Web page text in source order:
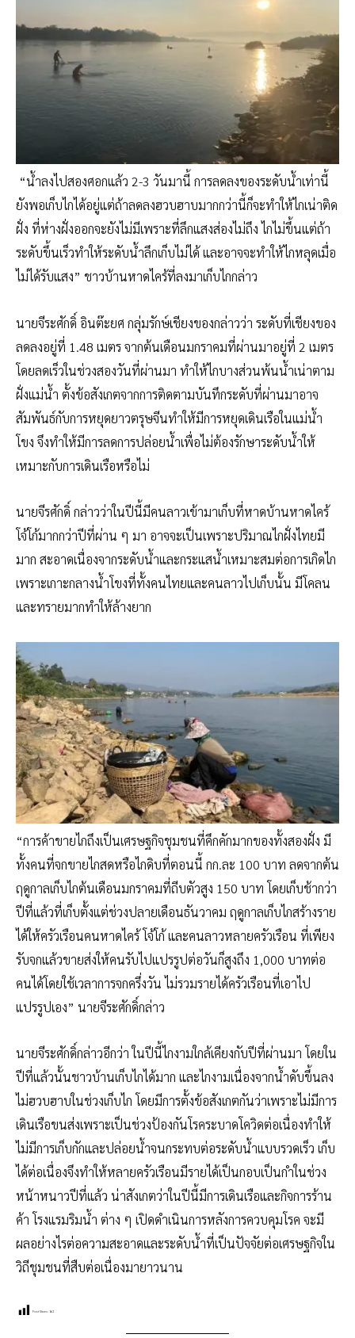
“น้ำลงไปสองศอกแล้ว 2-3 วันมานี้ การลดลงของระดับน้ำเท่านี้
ยังพอเก็บไกได้อยู่แต่ถ้าลดลงฮวบฮาบมากกว่านี้ก็จะทำให้ไกเน่าติด
ฝั่ง ที่ห่างฝั่งออกจะยังไม่มีเพราะที่ลึกแสงส่องไม่ถึง ไกไม่ขึ้นแต่ถ้า
ระดับขึ้นเร็วทำให้ระดับน้ำลึกเก็บไม่ได้ และอาจจะทำให้ไกหลุดเมื่อ
ไม่ได้รับแสง” ชาวบ้านหาดไคร้ที่ลงมาเก็บไกกล่าว
นายจีระศักดิ์ อินต๊ะยศ กลุ่มรักษ์เชียงของกล่าวว่า ระดับที่เชียงของ
ลดลงอยู่ที่ 1.48 เมตร จากต้นเดือนมกราคมที่ผ่านมาอยู่ที่ 2 เมตร
โดยลดเร็วในช่วงสองวันที่ผ่านมา ทำให้ไกบางส่วนพ้นน้ำเน่าตาม
ฝั่งแม่น้ำ ตั้งข้อสังเกตจากการติดตามบันทึกระดับที่ผ่านมาอาจ
สัมพันธ์กับการหยุดยาวตรุษจีนทำให้มีการหยุดเดินเรือในแม่น้ำ
โขง จึงทำให้มีการลดการปล่อยน้ำเพื่อไม่ต้องรักษาระดับน้ำให้
เหมาะกับการเดินเรือหรือไม่
นายจีรศักดิ์ กล่าวว่าในปีนี้มีคนลาวเข้ามาเก็บที่หาดบ้านหาดไคร้
โจ้โก้มากกว่าปีที่ผ่าน ๆ มา อาจจะเป็นเพราะปริมาณไกฝั่งไทยมี
มาก สะอาดเนื่องจากระดับน้ำและกระแสน้ำเหมาะสมต่อการเกิดไก
เพราะเกาะกลางน้ำโขงที่ทั้งคนไทยและคนลาวไปเก็บนั้น มีโคลน
และทรายมากทำให้ล้างยาก
“การค้าขายไกถึงเป็นเศรษฐกิจชุมชนที่คึกคักมากของทั้งสองฝั่ง มี
ทั้งคนที่จกขายไกสดหรือไกดิบที่ตอนนี้ กก.ละ 100 บาท ลดจากต้น
ฤดูกาลเก็บไกต้นเดือนมกราคมที่ถีบตัวสูง 150 บาท โดยเก็บช้ากว่า
ปีที่แล้วที่เก็บตั้งแต่ช่วงปลายเดือนธันวาคม ฤดูกาลเก็บไกสร้างราย
ได้ให้ครัวเรือนคนหาดไคร้ โจ้โก้ และคนลาวหลายครัวเรือน ที่เพียง
รับจกแล้วขายส่งให้คนรับไปแปรรูปต่อวันก็สูงถึง 1,000 บาทต่อ
คนได้โดยใช้เวลาการจกครึ่งวัน ไม่รวมรายได้ครัวเรือนที่เอาไป
แปรรูปเอง” นายจีระศักดิ์กล่าว
นายจีระศักดิ์กล่าวอีกว่า ในปีนี้ไกงามใกล้เคียงกับปีที่ผ่านมา โดยใน
ปีที่แล้วนั้นชาวบ้านเก็บไกได้มาก และไกงามเนื่องจากน้ำดับขึ้นลง
ไม่ฮวบฮาบในช่วงเก็บไก โดยมีการตั้งข้อสังเกตกันว่าเพราะไม่มีการ
เดินเรือขนส่งเพราะเป็นช่วงป้องกันโรคระบาดโควิดต่อเนื่องทำให้
ไม่มีการเก็บกักและปล่อยน้ำจนกระทบต่อระดับน้ำแบบรวดเร็ว เก็บ
ได้ต่อเนื่องจึงทำให้หลายครัวเรือนมีรายได้เป็นกอบเป็นกำในช่วง
หน้าหนาวปีที่แล้ว น่าสังเกตว่าในปีนี้มีการเดินเรือและกิจการร้าน
ค้า โรงแรมริมน้ำ ต่าง ๆ เปิดดำเนินการหลังการควบคุมโรค จะมี
ผลอย่างไรต่อความสะอาดและระดับน้ำที่เป็นปัจจัยต่อเศรษฐกิจใน
วิถีชุมชนที่สืบต่อเนื่องมายาวนาน
Post Views: 162